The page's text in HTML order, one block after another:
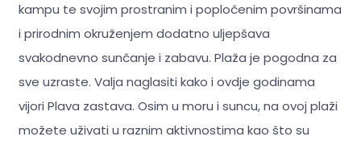
kampu te svojim prostranim i popločenim površinama
i prirodnim okruženjem dodatno uljepšava
svakodnevno sunčanje i zabavu. Plaža je pogodna za
sve uzraste. Valja naglasiti kako i ovdje godinama
vijori Plava zastava. Osim u moru i suncu, na ovoj plaži
možete uživati u raznim aktivnostima kao što su